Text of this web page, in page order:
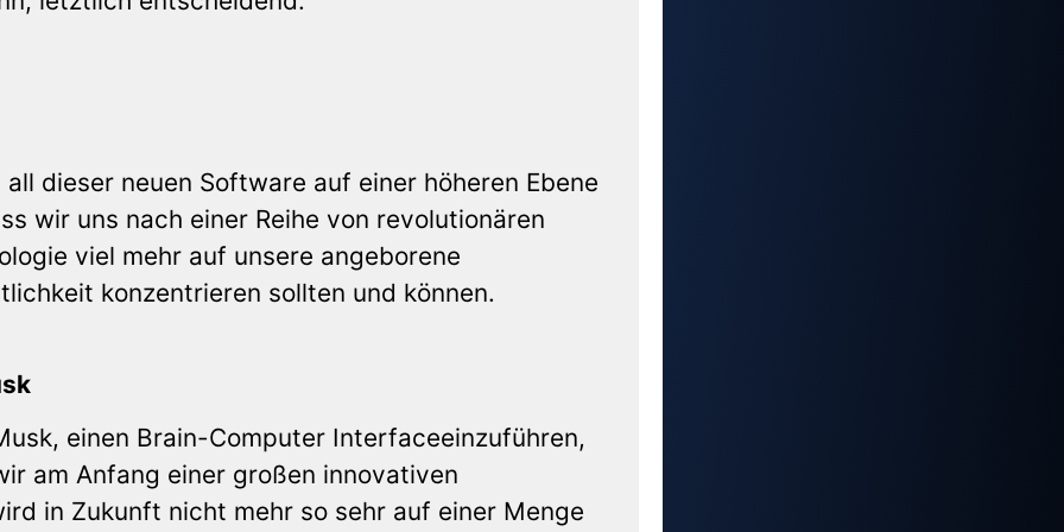
dieser neuen Software auf einer höheren Ebene
wir uns nach einer Reihe von revolutionären
viel mehr auf unsere angeborene
konzentrieren sollten und können.
einen Brain-Computer Interfaceeinzuführen,
am Anfang einer großen innovativen
in Zukunft nicht mehr so sehr auf einer Menge